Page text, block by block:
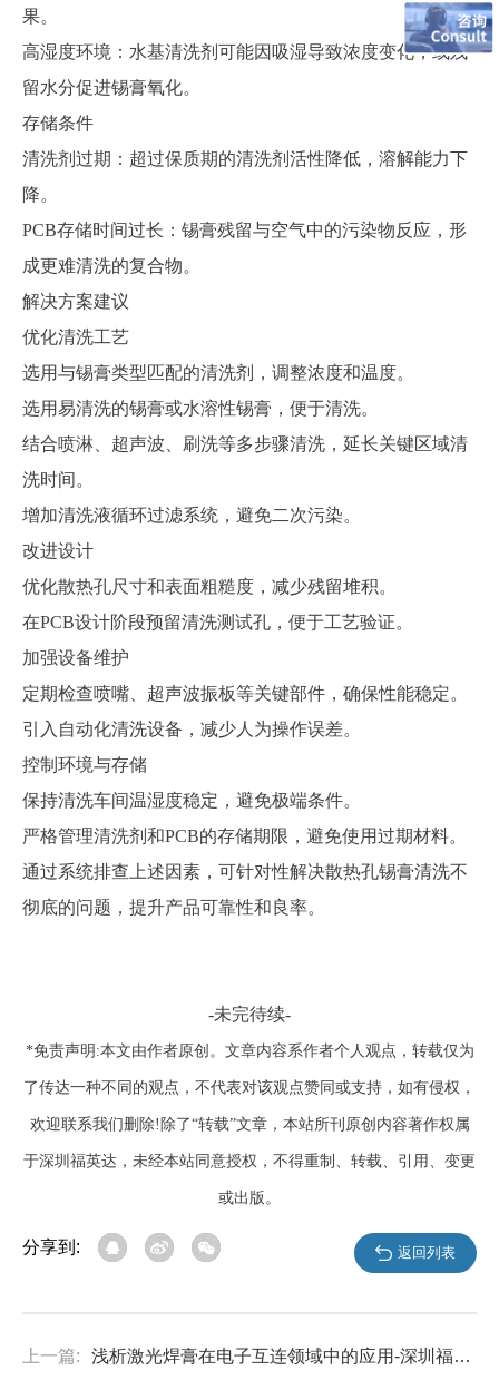
果。
高湿度环境：水基清洗剂可能因吸湿导致浓度变化，或残
留水分促进锡膏氧化。
存储条件
清洗剂过期：超过保质期的清洗剂活性降低，溶解能力下
降。
PCB存储时间过长：锡膏残留与空气中的污染物反应，形
成更难清洗的复合物。
解决方案建议
优化清洗工艺
选用与锡膏类型匹配的清洗剂，调整浓度和温度。
选用易清洗的锡膏或水溶性锡膏，便于清洗。
结合喷淋、超声波、刷洗等多步骤清洗，延长关键区域清
洗时间。
增加清洗液循环过滤系统，避免二次污染。
改进设计
优化散热孔尺寸和表面粗糙度，减少残留堆积。
在PCB设计阶段预留清洗测试孔，便于工艺验证。
加强设备维护
定期检查喷嘴、超声波振板等关键部件，确保性能稳定。
引入自动化清洗设备，减少人为操作误差。
控制环境与存储
保持清洗车间温湿度稳定，避免极端条件。
严格管理清洗剂和PCB的存储期限，避免使用过期材料。
通过系统排查上述因素，可针对性解决散热孔锡膏清洗不
彻底的问题，提升产品可靠性和良率。
-未完待续-
*免责声明:本文由作者原创。文章内容系作者个人观点，转载仅为
了传达一种不同的观点，不代表对该观点赞同或支持，如有侵权，
欢迎联系我们删除!除了“转载”文章，本站所刊原创内容著作权属
于深圳福英达，未经本站同意授权，不得重制、转载、引用、变更
或出版。
分享到: 返回列表
上一篇: 浅析激光焊膏在电子互连领域中的应用-深圳福英达